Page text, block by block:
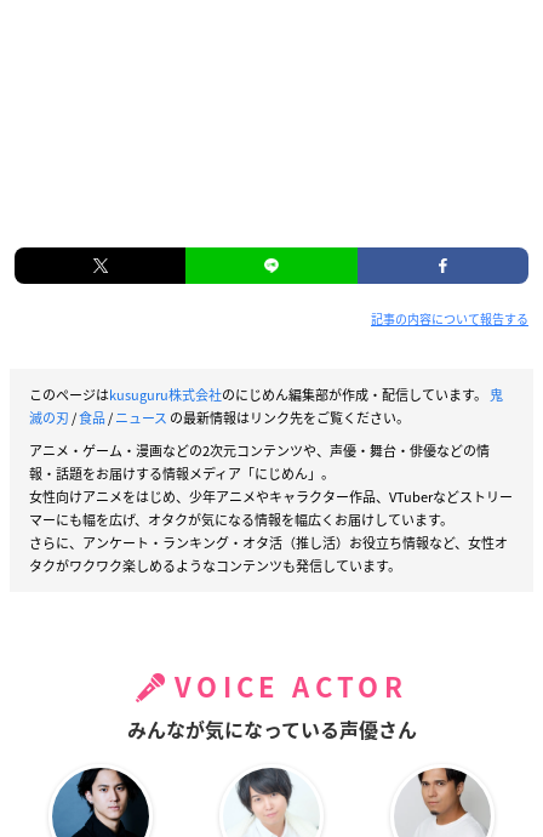
記事の内容について報告する
このページはkusuguru株式会社のにじめん編集部が作成・配信しています。 鬼
滅の刃/食品/ニュース の最新情報はリンク先をご覧ください。
アニメ・ゲーム・漫画などの2次元コンテンツや、声優・舞台・俳優などの情
報・話題をお届けする情報メディア「にじめん」。
女性向けアニメをはじめ、少年アニメやキャラクター作品、VTuberなどストリー
マーにも幅を広げ、オタクが気になる情報を幅広くお届けしています。
さらに、アンケート・ランキング・オタ活（推し活）お役立ち情報など、女性オ
タクがワクワク楽しめるようなコンテンツも発信しています。
VOICE ACTOR
みんなが気になっている声優さん